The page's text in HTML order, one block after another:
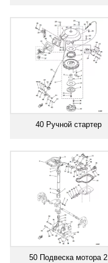
40 Ручной стартер
50 Подвеска мотора 2